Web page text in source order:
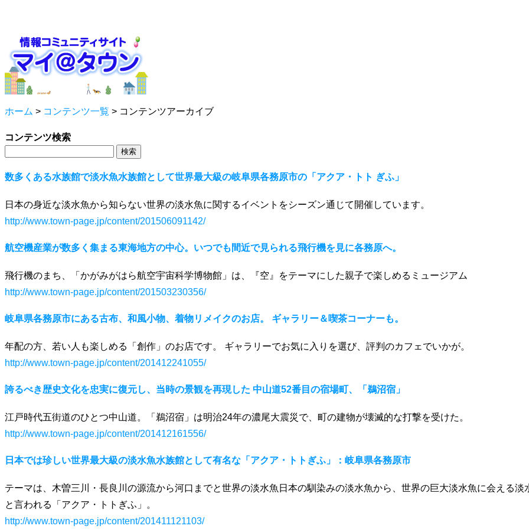
ホーム > コンテンツ一覧 > コンテンツアーカイブ
コンテンツ検索
数多くある水族館で淡水魚水族館として世界最大級の岐阜県各務原市の「アクア・トト ぎふ」
日本の身近な淡水魚から知らない世界の淡水魚に関するイベントをシーズン通じて開催しています。
http://www.town-page.jp/content/201506091142/
航空機産業が数多く集まる東海地方の中心。いつでも間近で見られる飛行機を見に各務原へ。
飛行機のまち、「かがみがはら航空宇宙科学博物館」は、『空』をテーマにした親子で楽しめるミュージアム
http://www.town-page.jp/content/201503230356/
岐阜県各務原市にある古布、和風小物、着物リメイクのお店。 ギャラリー＆喫茶コーナーも。
年配の方、若い人も楽しめる「創作」のお店です。 ギャラリーでお気に入りを選び、評判のカフェでいかが。
http://www.town-page.jp/content/201412241055/
誇るべき歴史文化を忠実に復元し、当時の景観を再現した 中山道52番目の宿場町、「鵜沼宿」
江戸時代五街道のひとつ中山道。「鵜沼宿」は明治24年の濃尾大震災で、町の建物が壊滅的な打撃を受けた。
http://www.town-page.jp/content/201412161556/
日本では珍しい世界最大級の淡水魚水族館として有名な「アクア・トトぎふ」：岐阜県各務原市
テーマは、木曽三川・長良川の源流から河口までと世界の淡水魚日本の馴染みの淡水魚から、世界の巨大淡水魚に会える淡
と言われる「アクア・トトぎふ」。
http://www.town-page.jp/content/201411121103/